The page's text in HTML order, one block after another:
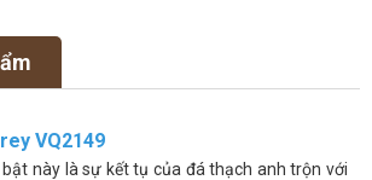
VQ2149
này là sự kết tụ của đá thạch anh trộn với